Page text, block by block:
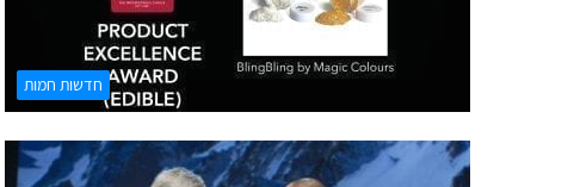
חדשות חמות